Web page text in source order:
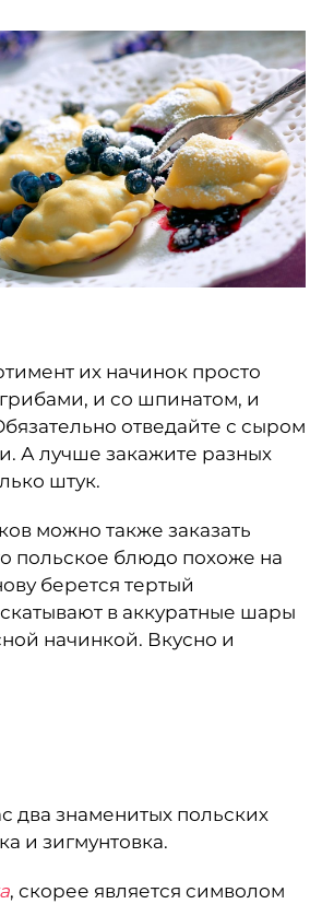
их начинок просто
грибами, и со шпинатом, и
отведайте с сыром
А лучше закажите разных
штук.
можно также заказать
польское блюдо похоже на
берется тертый
в аккуратные шары
начинкой. Вкусно и
два знаменитых польских
и зигмунтовка.
, скорее является символом